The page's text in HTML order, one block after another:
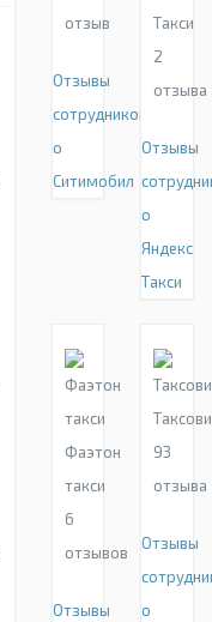
отзыв
Отзывы
сотрудников
о
Ситимобил
Такси
2
отзыва
Отзывы
о
Яндекс
Такси
Фаэтон
такси
6
отзывов
Отзывы
93
отзыва
Отзывы
о